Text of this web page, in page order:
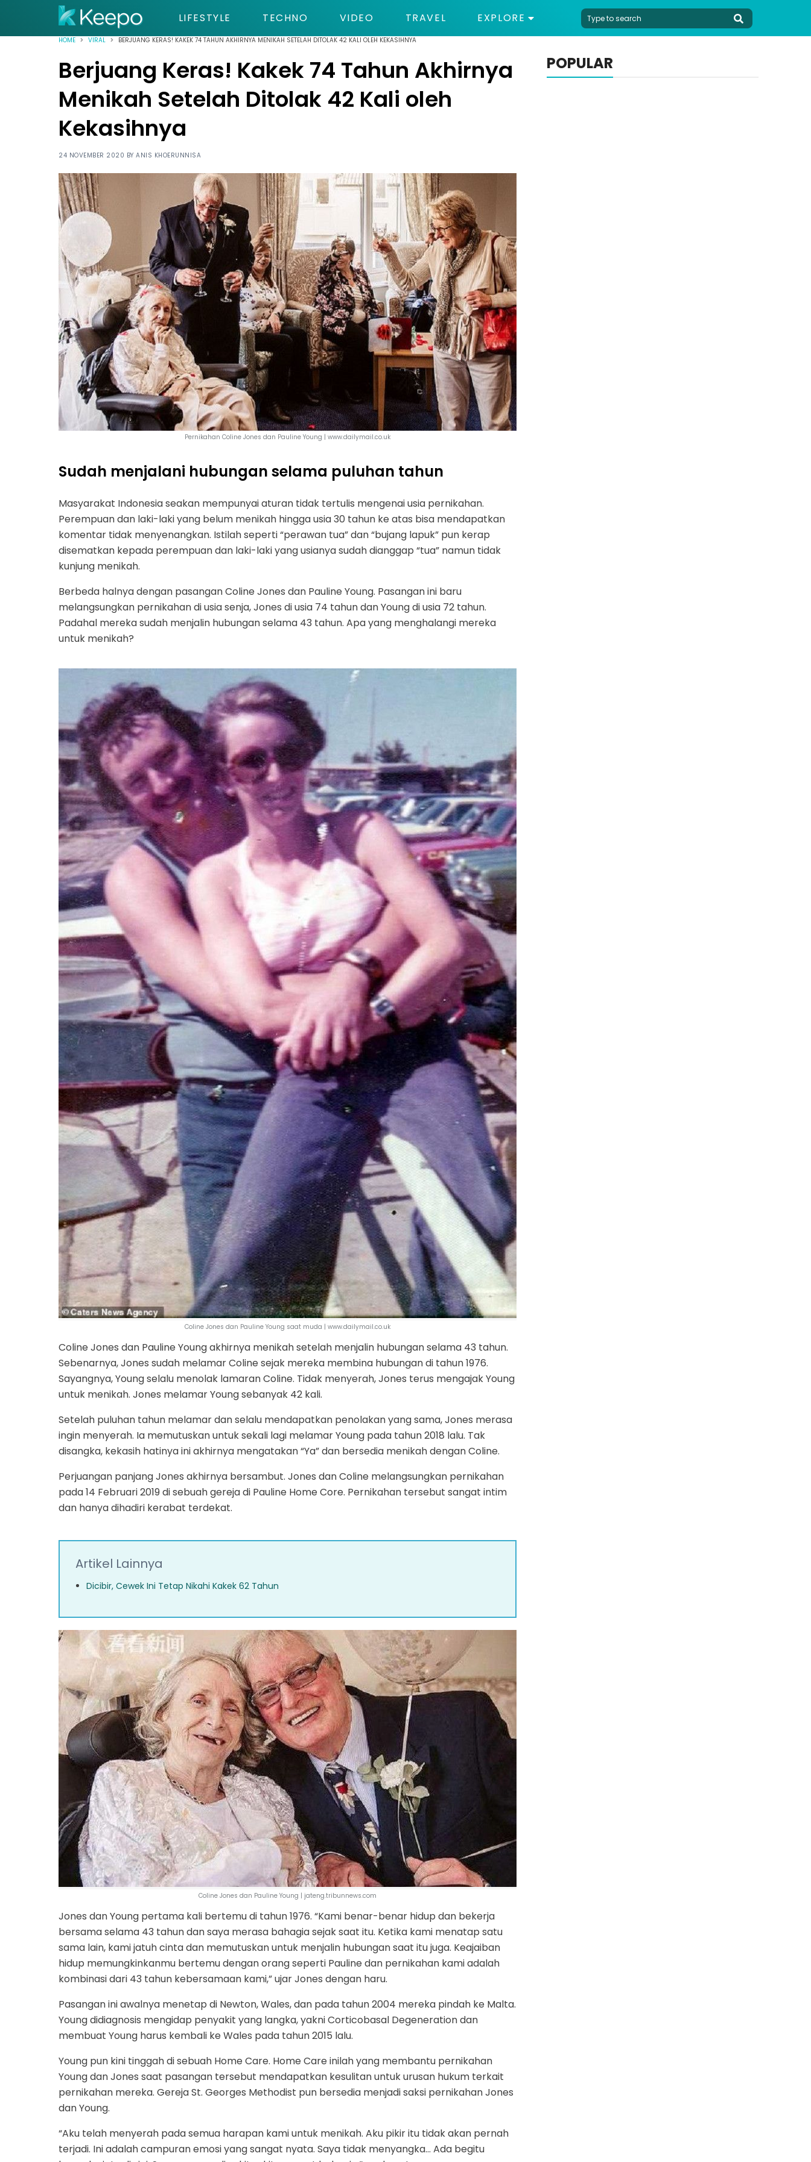
LIFESTYLE TECHNO VIDEO TRAVEL EXPLORE
HOME VIRAL BERJUANG KERAS! KAKEK 74 TAHUN AKHIRNYA MENIKAH SETELAH DITOLAK 42 KALI OLEH KEKASIHNYA
Berjuang Keras! Kakek 74 Tahun Akhirnya
Menikah Setelah Ditolak 42 Kali oleh
Kekasihnya
24 NOVEMBER 2020 BY ANIS KHOERUNNISA
Pernikahan Coline Jones dan Pauline Young | www.dailymail.co.uk
Sudah menjalani hubungan selama puluhan tahun
Masyarakat Indonesia seakan mempunyai aturan tidak tertulis mengenai usia pernikahan.
Perempuan dan laki-laki yang belum menikah hingga usia 30 tahun ke atas bisa mendapatkan
komentar tidak menyenangkan. Istilah seperti “perawan tua” dan “bujang lapuk” pun kerap
disematkan kepada perempuan dan laki-laki yang usianya sudah dianggap “tua” namun tidak
kunjung menikah.
Berbeda halnya dengan pasangan Coline Jones dan Pauline Young. Pasangan ini baru
melangsungkan pernikahan di usia senja, Jones di usia 74 tahun dan Young di usia 72 tahun.
Padahal mereka sudah menjalin hubungan selama 43 tahun. Apa yang menghalangi mereka
untuk menikah?
Coline Jones dan Pauline Young saat muda | www.dailymail.co.uk
Coline Jones dan Pauline Young akhirnya menikah setelah menjalin hubungan selama 43 tahun.
Sebenarnya, Jones sudah melamar Coline sejak mereka membina hubungan di tahun 1976.
Sayangnya, Young selalu menolak lamaran Coline. Tidak menyerah, Jones terus mengajak Young
untuk menikah. Jones melamar Young sebanyak 42 kali.
Setelah puluhan tahun melamar dan selalu mendapatkan penolakan yang sama, Jones merasa
ingin menyerah. Ia memutuskan untuk sekali lagi melamar Young pada tahun 2018 lalu. Tak
disangka, kekasih hatinya ini akhirnya mengatakan “Ya” dan bersedia menikah dengan Coline.
Perjuangan panjang Jones akhirnya bersambut. Jones dan Coline melangsungkan pernikahan
pada 14 Februari 2019 di sebuah gereja di Pauline Home Core. Pernikahan tersebut sangat intim
dan hanya dihadiri kerabat terdekat.
Artikel Lainnya
Dicibir, Cewek Ini Tetap Nikahi Kakek 62 Tahun
Coline Jones dan Pauline Young | jateng.tribunnews.com
Jones dan Young pertama kali bertemu di tahun 1976. “Kami benar-benar hidup dan bekerja
bersama selama 43 tahun dan saya merasa bahagia sejak saat itu. Ketika kami menatap satu
sama lain, kami jatuh cinta dan memutuskan untuk menjalin hubungan saat itu juga. Keajaiban
hidup memungkinkanmu bertemu dengan orang seperti Pauline dan pernikahan kami adalah
kombinasi dari 43 tahun kebersamaan kami,” ujar Jones dengan haru.
Pasangan ini awalnya menetap di Newton, Wales, dan pada tahun 2004 mereka pindah ke Malta.
Young didiagnosis mengidap penyakit yang langka, yakni Corticobasal Degeneration dan
membuat Young harus kembali ke Wales pada tahun 2015 lalu.
Young pun kini tinggah di sebuah Home Care. Home Care inilah yang membantu pernikahan
Young dan Jones saat pasangan tersebut mendapatkan kesulitan untuk urusan hukum terkait
pernikahan mereka. Gereja St. Georges Methodist pun bersedia menjadi saksi pernikahan Jones
dan Young.
“Aku telah menyerah pada semua harapan kami untuk menikah. Aku pikir itu tidak akan pernah
terjadi. Ini adalah campuran emosi yang sangat nyata. Saya tidak menyangka... Ada begitu
POPULAR